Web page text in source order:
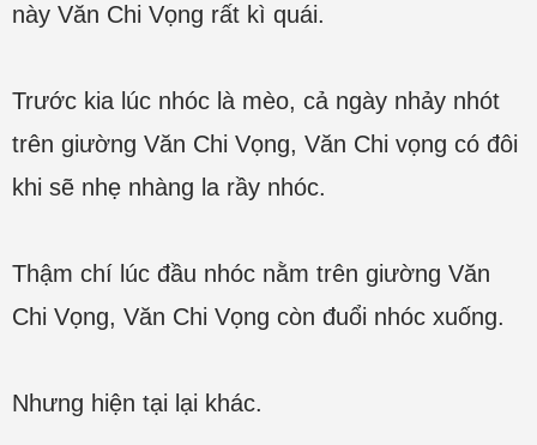
này Văn Chi Vọng rất kì quái.
Trước kia lúc nhóc là mèo, cả ngày nhảy nhót
trên giường Văn Chi Vọng, Văn Chi vọng có đôi
khi sẽ nhẹ nhàng la rầy nhóc.
Thậm chí lúc đầu nhóc nằm trên giường Văn
Chi Vọng, Văn Chi Vọng còn đuổi nhóc xuống.
Nhưng hiện tại lại khác.